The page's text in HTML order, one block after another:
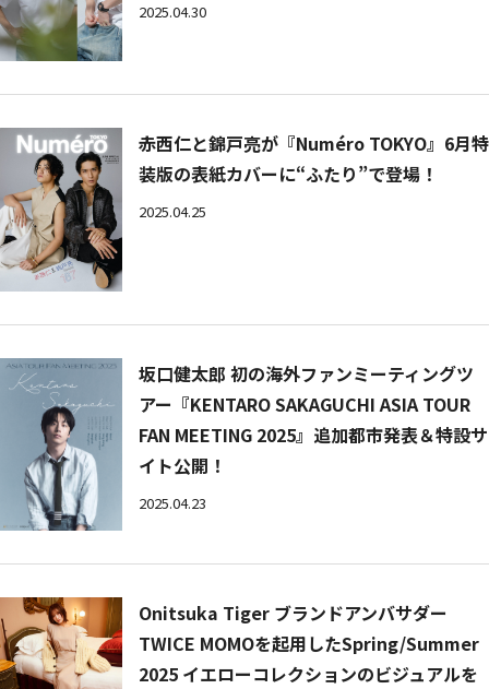
2025.04.30
赤西仁と錦戸亮が『Numéro TOKYO』6月特
装版の表紙カバーに“ふたり”で登場！
2025.04.25
坂口健太郎 初の海外ファンミーティングツ
アー『KENTARO SAKAGUCHI ASIA TOUR
FAN MEETING 2025』追加都市発表＆特設サ
イト公開！
2025.04.23
Onitsuka Tiger ブランドアンバサダー
TWICE MOMOを起用したSpring/Summer
2025 イエローコレクションのビジュアルを